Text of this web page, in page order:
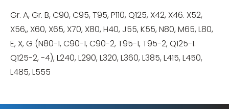
Gr. A, Gr. B, C90, C95, T95, P110, Q125, X42, X46. X52,
X56,, X60, X65, X70, X80, H40, J55, K55, N80, M65, L80,
E, X, G (N80-1, C90-1, C90-2, T95-1, T95-2, Q125-1.
Q125-2, -4), L240, L290, L320, L360, L385, L415, L450,
L485, L555